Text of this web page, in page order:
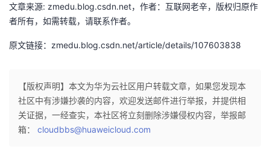
的
课
我
的
证
我
实
验
的
收
技
术
持
的
云
建
议
文章来源: zmedu.blog.csdn.net，作者：互联网老辛，版权归原作
者所有，如需转载，请联系作者。
原文链接：zmedu.blog.csdn.net/article/details/107603838
【版权声明】本文为华为云社区用户转载文章，如果您发现本
社区中有涉嫌抄袭的内容，欢迎发送邮件进行举报，并提供相
关证据，一经查实，本社区将立刻删除涉嫌侵权内容，举报邮
箱： cloudbbs@huaweicloud.com